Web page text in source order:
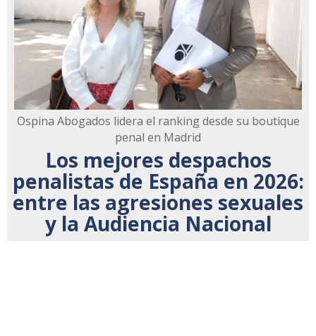
Ospina Abogados lidera el ranking desde su boutique
penal en Madrid
Los mejores despachos
penalistas de España en 2026:
entre las agresiones sexuales
y la Audiencia Nacional